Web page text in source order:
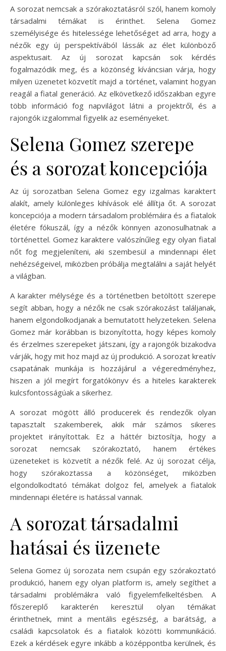
A sorozat nemcsak a szórakoztatásról szól, hanem komoly
társadalmi témákat is érinthet. Selena Gomez
személyisége és hitelessége lehetőséget ad arra, hogy a
nézők egy új perspektívából lássák az élet különböző
aspektusait. Az új sorozat kapcsán sok kérdés
fogalmazódik meg, és a közönség kíváncsian várja, hogy
milyen üzenetet közvetít majd a történet, valamint hogyan
reagál a fiatal generáció. Az elkövetkező időszakban egyre
több információ fog napvilágot látni a projektről, és a
rajongók izgalommal figyelik az eseményeket.
Selena Gomez szerepe
és a sorozat koncepciója
Az új sorozatban Selena Gomez egy izgalmas karaktert
alakít, amely különleges kihívások elé állítja őt. A sorozat
koncepciója a modern társadalom problémáira és a fiatalok
életére fókuszál, így a nézők könnyen azonosulhatnak a
történettel. Gomez karaktere valószínűleg egy olyan fiatal
nőt fog megjeleníteni, aki szembesül a mindennapi élet
nehézségeivel, miközben próbálja megtalálni a saját helyét
a világban.
A karakter mélysége és a történetben betöltött szerepe
segít abban, hogy a nézők ne csak szórakozást találjanak,
hanem elgondolkodjanak a bemutatott helyzeteken. Selena
Gomez már korábban is bizonyította, hogy képes komoly
és érzelmes szerepeket játszani, így a rajongók bizakodva
várják, hogy mit hoz majd az új produkció. A sorozat kreatív
csapatának munkája is hozzájárul a végeredményhez,
hiszen a jól megírt forgatókönyv és a hiteles karakterek
kulcsfontosságúak a sikerhez.
A sorozat mögött álló producerek és rendezők olyan
tapasztalt szakemberek, akik már számos sikeres
projektet irányítottak. Ez a háttér biztosítja, hogy a
sorozat nemcsak szórakoztató, hanem értékes
üzeneteket is közvetít a nézők felé. Az új sorozat célja,
hogy szórakoztassa a közönséget, miközben
elgondolkodtató témákat dolgoz fel, amelyek a fiatalok
mindennapi életére is hatással vannak.
A sorozat társadalmi
hatásai és üzenete
Selena Gomez új sorozata nem csupán egy szórakoztató
produkció, hanem egy olyan platform is, amely segíthet a
társadalmi problémákra való figyelemfelkeltésben. A
főszereplő karakterén keresztül olyan témákat
érinthetnek, mint a mentális egészség, a barátság, a
családi kapcsolatok és a fiatalok közötti kommunikáció.
Ezek a kérdések egyre inkább a középpontba kerülnek, és